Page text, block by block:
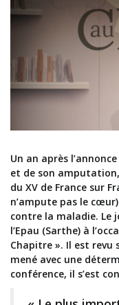
Un an après
et de son
du XV de France sur
n’ampute pas le
contre la maladie. Le
l’Epau (Sarthe) à
Chapitre ». Il est revu
mené avec une
conférence, il s’est